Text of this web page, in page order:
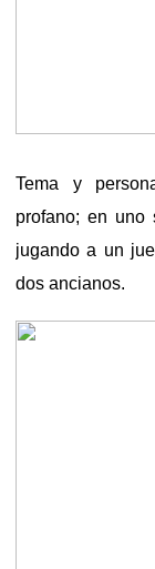
Tema y
profano; en uno
jugando a un
dos ancianos.